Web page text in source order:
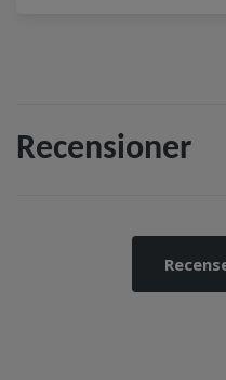
Recensioner